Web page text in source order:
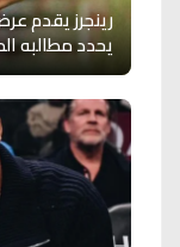
رينجرز يقدم
يحدد مطالبه